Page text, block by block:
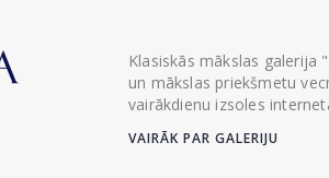
Klasiskās mākslas galerija
un mākslas priekšmetu
vairākdienu izsoles
VAIRĀK PAR GALERIJU